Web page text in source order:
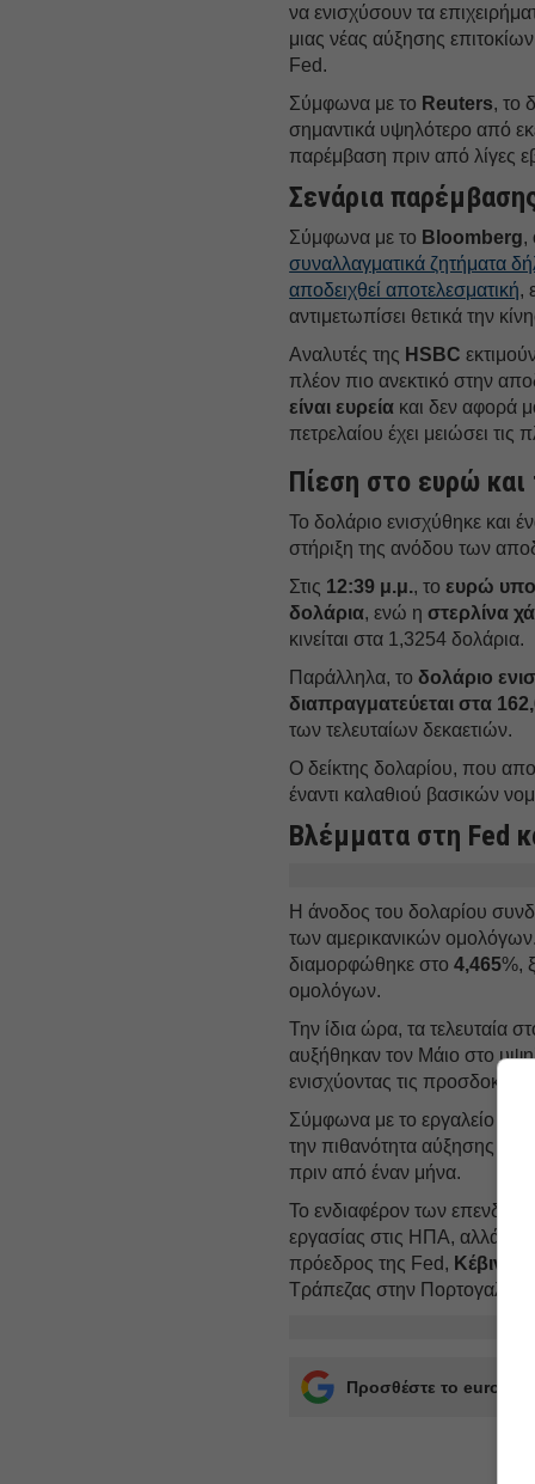
να ενισχύσουν τα
μιας νέας αύξησης
Fed.
Σύμφωνα με το Reuters, το
σημαντικά υψηλότερο από
παρέμβαση πριν από λίγες
Σενάρια
Σύμφωνα με το Bloomberg,
συναλλαγματικά ζητήματα
αποδειχθεί αποτελεσματική,
αντιμετωπίσει θετικά την
Αναλυτές της HSBC
πλέον πιο ανεκτικό στην
είναι ευρεία και δεν αφορά
πετρελαίου έχει μειώσει τις
Πίεση στο ευρώ και
Το δολάριο ενισχύθηκε και
στήριξη της ανόδου των
Στις 12:39 μ.μ., τοευρώ
δολάρια, ενώ ηστερλίνα
κινείται στα 1,3254 δολάρια.
Παράλληλα, τοδολάριο
διαπραγματεύεται στα
των τελευταίων δεκαετιών.
Ο δείκτης δολαρίου, που
έναντι καλαθιού βασικών
Βλέμματα στη Fed
Η άνοδος του δολαρίου
των αμερικανικών
διαμορφώθηκε στο4,465%,
ομολόγων.
Την ίδια ώρα, τα τελευταία
αυξήθηκαν τον Μάιο στο
ενισχύοντας τις προσδοκίες
Σύμφωνα με το εργαλείο
την πιθανότητα αύξησης
πριν από έναν μήνα.
Το ενδιαφέρον των επενδυτών
εργασίας στις ΗΠΑ, αλλά και
πρόεδρος της Fed, Κέβιν
Τράπεζας στην Πορτογαλία.
Προσθέστε το